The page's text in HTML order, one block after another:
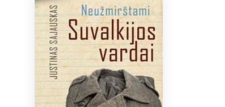
Bibliotekoms
+370 667 80 541
info@elvislab.lt